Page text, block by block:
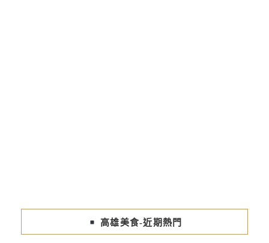
高雄美食-近期熱門